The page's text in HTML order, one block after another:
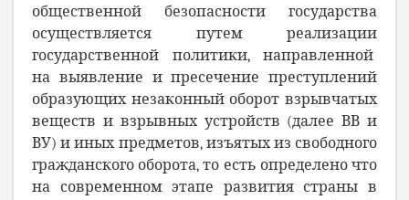
общественной безопасности государства
осуществляется путем реализации
государственной политики, направленной
на выявление и пресечение преступлений
образующих незаконный оборот взрывчатых
веществ и взрывных устройств (далее ВВ и
ВУ) и иных предметов, изъятых из свободного
гражданского оборота, то есть определено что
на современном этапе развития страны в